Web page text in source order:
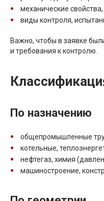
механические
виды контроля,
Важно, чтобы в заявке
и требования к контролю.
По назначению
общепромышленные
котельные,
нефтегаз, химия
машиностроение,